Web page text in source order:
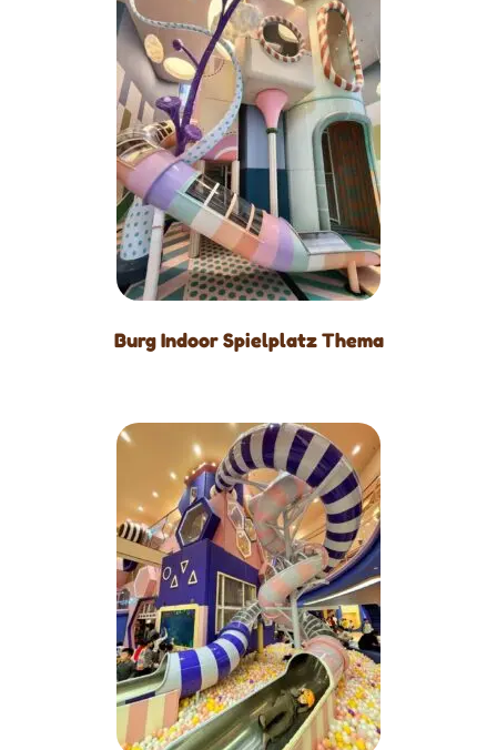
Burg Indoor Spielplatz Thema